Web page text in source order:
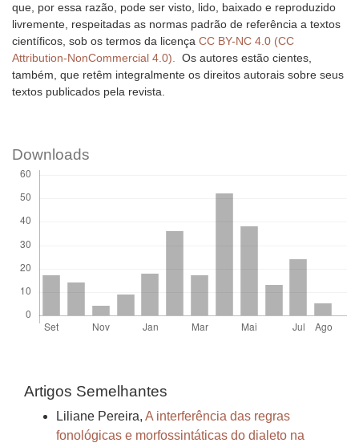
que, por essa razão, pode ser visto, lido, baixado e reproduzido
livremente, respeitadas as normas padrão de referência a textos
científicos, sob os termos da licença CC BY-NC 4.0 (CC
Attribution-NonCommercial 4.0). Os autores estão cientes,
também, que retêm integralmente os direitos autorais sobre seus
textos publicados pela revista.
Downloads
Artigos Semelhantes
Liliane Pereira, A interferência das regras
fonológicas e morfossintáticas do dialeto na